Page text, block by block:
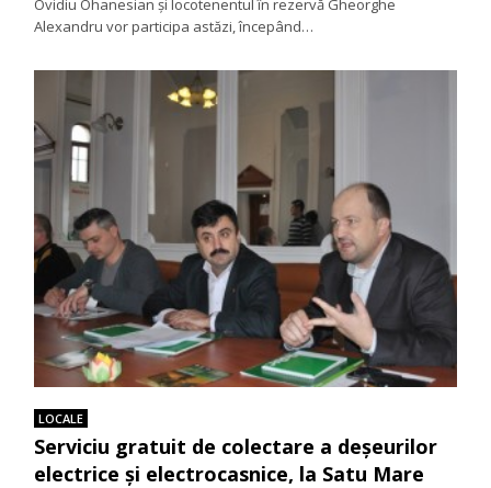
Ovidiu Ohanesian şi locotenentul în rezervă Gheorghe
Alexandru vor participa astăzi, începând…
LOCALE
Serviciu gratuit de colectare a deșeurilor
electrice și electrocasnice, la Satu Mare